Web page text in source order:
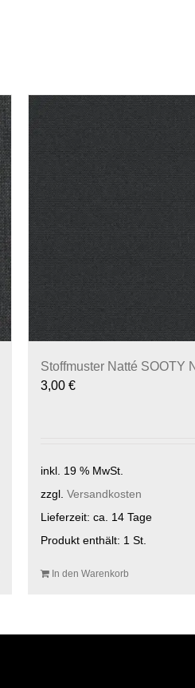
Stoffmuster Natté SOOTY
3,00 €
inkl. 19 % MwSt.
zzgl. Versandkosten
Lieferzeit: ca. 14 Tage
Produkt enthält: 1 St.
In den Warenkorb